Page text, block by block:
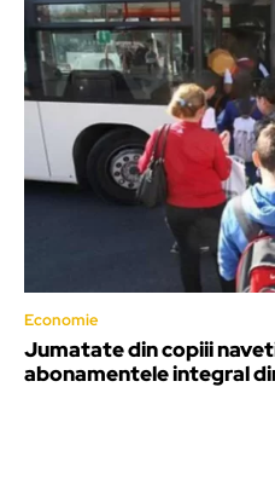
Economie
Jumatate din copiii
abonamentele integral